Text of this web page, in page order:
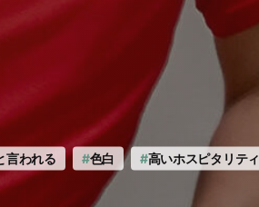
言われる 色白 高いホスピタリティ